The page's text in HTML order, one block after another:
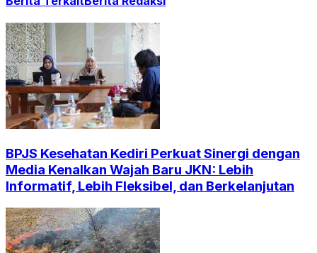
BPJS Kesehatan Kediri Perkuat Sinergi dengan
Media Kenalkan Wajah Baru JKN: Lebih
Informatif, Lebih Fleksibel, dan Berkelanjutan